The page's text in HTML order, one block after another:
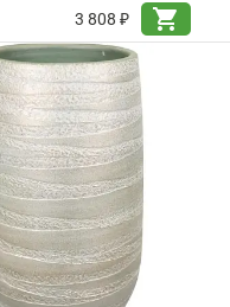
3 808 ₽
shopping_cart